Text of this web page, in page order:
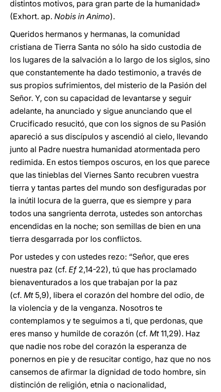
distintos motivos, para gran parte de la humanidad»
(Exhort. ap. Nobis in Animo).
Queridos hermanos y hermanas, la comunidad
cristiana de Tierra Santa no sólo ha sido custodia de
los lugares de la salvación a lo largo de los siglos, sino
que constantemente ha dado testimonio, a través de
sus propios sufrimientos, del misterio de la Pasión del
Señor. Y, con su capacidad de levantarse y seguir
adelante, ha anunciado y sigue anunciando que el
Crucificado resucitó, que con los signos de su Pasión
apareció a sus discípulos y ascendió al cielo, llevando
junto al Padre nuestra humanidad atormentada pero
redimida. En estos tiempos oscuros, en los que parece
que las tinieblas del Viernes Santo recubren vuestra
tierra y tantas partes del mundo son desfiguradas por
la inútil locura de la guerra, que es siempre y para
todos una sangrienta derrota, ustedes son antorchas
encendidas en la noche; son semillas de bien en una
tierra desgarrada por los conflictos.
Por ustedes y con ustedes rezo: “Señor, que eres
nuestra paz (cf. Ef 2,14-22), tú que has proclamado
bienaventurados a los que trabajan por la paz
(cf. Mt 5,9), libera el corazón del hombre del odio, de
la violencia y de la venganza. Nosotros te
contemplamos y te seguimos a ti, que perdonas, que
eres manso y humilde de corazón (cf. Mt11,29). Haz
que nadie nos robe del corazón la esperanza de
ponernos en pie y de resucitar contigo, haz que no nos
cansemos de afirmar la dignidad de todo hombre, sin
distinción de religión, etnia o nacionalidad,